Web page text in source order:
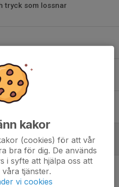
tryck som lossnar
2 och 18/2
kakor
(cookies) för att vår
bra för dig. De används
i syfte att hjälpa oss att
tjänster.
vi cookies